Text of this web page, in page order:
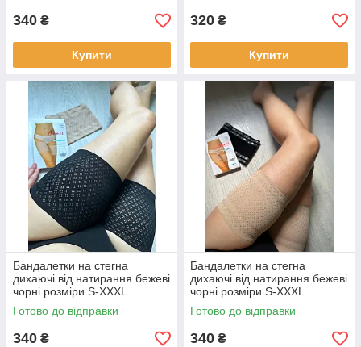
340 ₴
Купити
320 ₴
Купити
Бандалетки на стегна
дихаючі від натирання бежеві
чорні розміри S-XXXL
Готово до відправки
340 ₴
Бандалетки на стегна
дихаючі від натирання бежеві
чорні розміри S-XXXL
Готово до відправки
340 ₴